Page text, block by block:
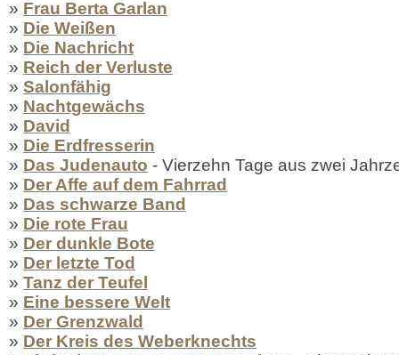
» Frau Berta Garlan
» Die Weißen
» Die Nachricht
» Reich der Verluste
» Salonfähig
» Nachtgewächs
» David
» Die Erdfresserin
» Das Judenauto - Vierzehn Tage aus zwei
» Der Affe auf dem Fahrrad
» Das schwarze Band
» Die rote Frau
» Der dunkle Bote
» Der letzte Tod
» Tanz der Teufel
» Eine bessere Welt
» Der Grenzwald
» Der Kreis des Weberknechts